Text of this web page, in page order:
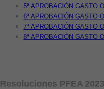
5ª APROBACIÓN GASTO
6ª APROBACIÓN GASTO
7ª APROBACIÓN GASTO
8ª APROBACIÓN GASTO
Resoluciones PFEA